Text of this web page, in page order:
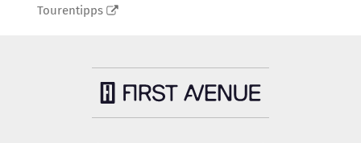
Tourentipps